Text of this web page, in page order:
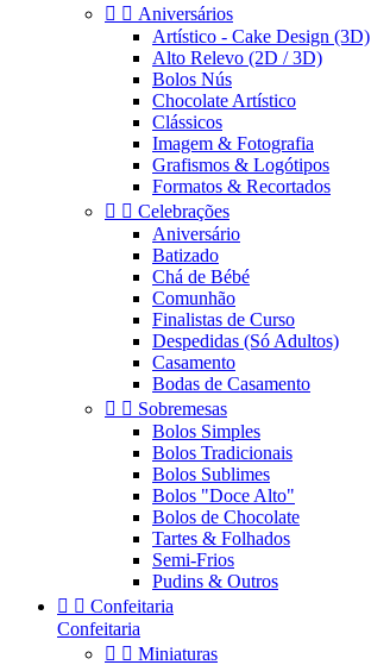
  Aniversários
Artístico - Cake Design (3D)
Alto Relevo (2D / 3D)
Bolos Nús
Chocolate Artístico
Clássicos
Imagem & Fotografia
Grafismos & Logótipos
Formatos & Recortados
  Celebrações
Aniversário
Batizado
Chá de Bébé
Comunhão
Finalistas de Curso
Despedidas (Só Adultos)
Casamento
Bodas de Casamento
  Sobremesas
Bolos Simples
Bolos Tradicionais
Bolos Sublimes
Bolos "Doce Alto"
Bolos de Chocolate
Tartes & Folhados
Semi-Frios
Pudins & Outros
  Confeitaria
Confeitaria
  Miniaturas